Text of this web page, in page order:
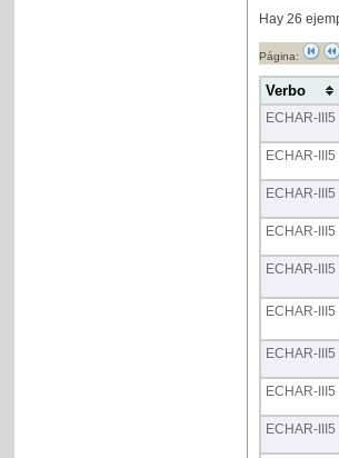
Hay 26
Página:
Verbo
ECHAR-III5
ECHAR-III5
ECHAR-III5
ECHAR-III5
ECHAR-III5
ECHAR-III5
ECHAR-III5
ECHAR-III5
ECHAR-III5